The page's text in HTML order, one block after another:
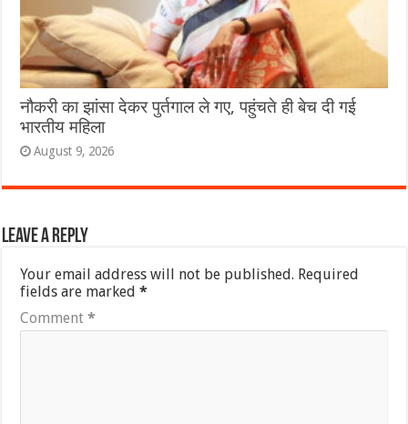
नौकरी का झांसा देकर पुर्तगाल ले गए, पहुंचते ही बेच दी गई
भारतीय महिला
August 9, 2026
Leave a Reply
Your email address will not be published. Required
fields are marked*
Comment*